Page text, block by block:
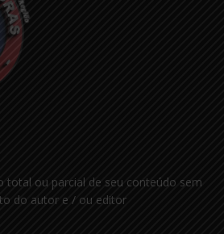
total ou parcial de seu conteúdo sem
do autor e / ou editor